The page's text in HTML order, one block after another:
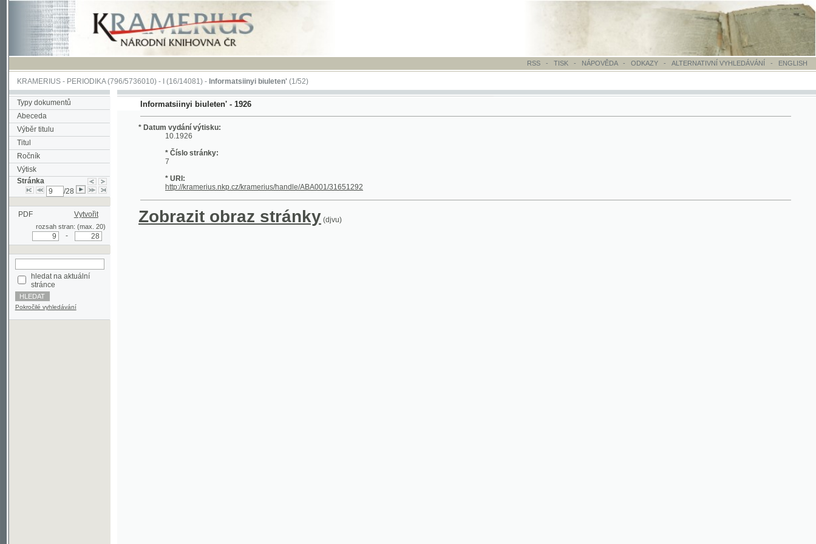
RSS - TISK-NÁPOVĚDA - ODKAZY - ALTERNATIVNÍ VYHLEDÁVÁNÍ- ENGLISH
KRAMERIUS-PERIODIKA(796/5736010) -I(16/14081) -Informatsiinyi biuleten'(1/52)
Typy dokumentů
Abeceda
Výběr titulu
Titul
Ročník
Výtisk
Stránka
PDF Vytvořit
rozsah stran: (max. 20)
stránce
Pokročilé vyhledávání
Informatsiinyi biuleten' - 1926
* Datum vydání výtisku:
10.1926
* Číslo stránky:
* URI:
Zobrazit obraz stránky(djvu)